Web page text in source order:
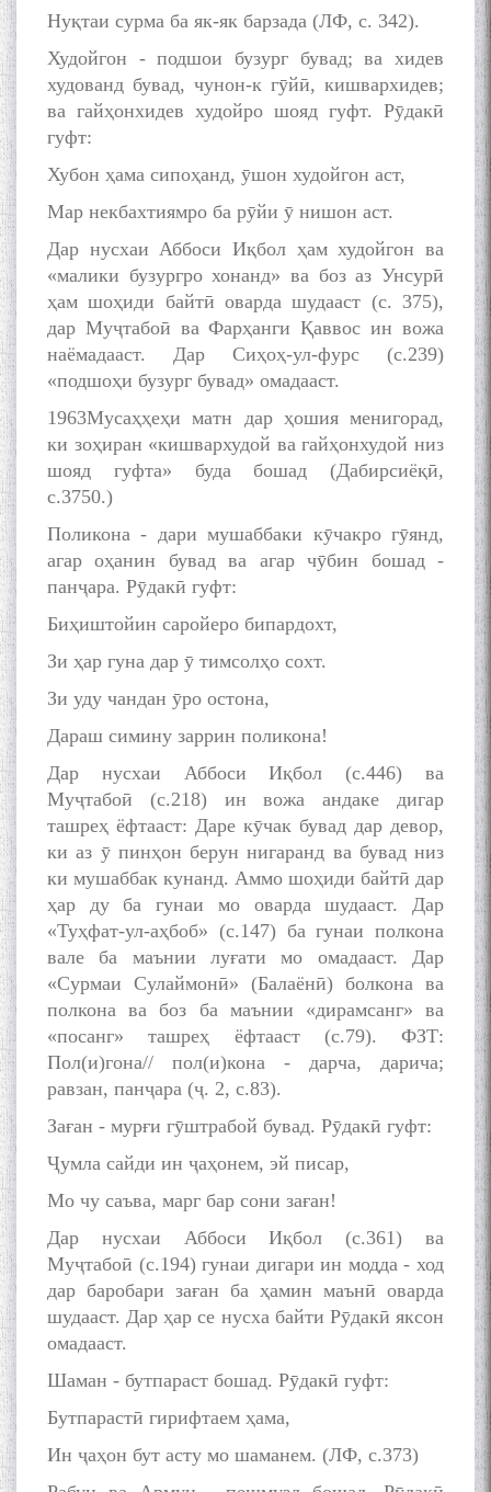
Нуқтаи сурма ба як-як барзада (ЛФ, с. 342).
Худойгон - подшои бузург бувад; ва хидев
худованд бувад, чунон-к гӯйӣ, кишвархидев;
ва гайҳонхидев худойро шояд гуфт. Рӯдакӣ
гуфт:
Хубон ҳама сипоҳанд, ӯшон худойгон аст,
Мар некбахтиямро ба рӯйи ӯ нишон аст.
Дар нусхаи Аббоси Иқбол ҳам худойгон ва
«малики бузургро хонанд» ва боз аз Унсурӣ
ҳам шоҳиди байтӣ оварда шудааст (с. 375),
дар Муҷтабоӣ ва Фарҳанги Қаввос ин вожа
наёмадааст. Дар Сиҳоҳ-ул-фурс (с.239)
«подшоҳи бузург бувад» омадааст.
1963Мусаҳҳеҳи матн дар ҳошия менигорад,
ки зоҳиран «кишвархудой ва гайҳонхудой низ
шояд гуфта» буда бошад (Дабирсиёқӣ,
с.3750.)
Поликона - дари мушаббаки кӯчакро гӯянд,
агар оҳанин бувад ва агар чӯбин бошад -
панҷара. Рӯдакӣ гуфт:
Биҳиштойин саройеро бипардохт,
Зи ҳар гуна дар ӯ тимсолҳо сохт.
Зи уду чандан ӯро остона,
Дараш симину заррин поликона!
Дар нусхаи Аббоси Иқбол (с.446) ва
Муҷтабоӣ (с.218) ин вожа андаке дигар
ташреҳ ёфтааст: Даре кӯчак бувад дар девор,
ки аз ӯ пинҳон берун нигаранд ва бувад низ
ки мушаббак кунанд. Аммо шоҳиди байтӣ дар
ҳар ду ба гунаи мо оварда шудааст. Дар
«Туҳфат-ул-аҳбоб» (с.147) ба гунаи полкона
вале ба маънии луғати мо омадааст. Дар
«Сурмаи Сулаймонӣ» (Балаёнӣ) болкона ва
полкона ва боз ба маънии «дирамсанг» ва
«посанг» ташреҳ ёфтааст (с.79). ФЗТ:
Пол(и)гона// пол(и)кона - дарча, дарича;
равзан, панҷара (ҷ. 2, с.83).
Заған - мурғи гӯштрабой бувад. Рӯдакӣ гуфт:
Ҷумла сайди ин ҷаҳонем, эй писар,
Мо чу саъва, марг бар сони заған!
Дар нусхаи Аббоси Иқбол (с.361) ва
Муҷтабоӣ (с.194) гунаи дигари ин модда - ход
дар баробари заған ба ҳамин маънӣ оварда
шудааст. Дар ҳар се нусха байти Рӯдакӣ яксон
омадааст.
Шаман - бутпараст бошад. Рӯдакӣ гуфт:
Бутпарастӣ гирифтаем ҳама,
Ин ҷаҳон бут асту мо шаманем. (ЛФ, с.373)